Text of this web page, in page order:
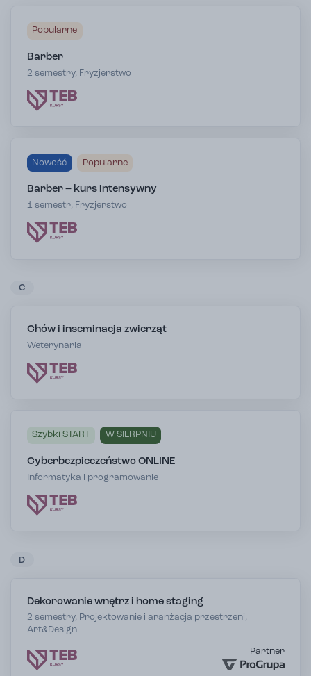
Popularne
Barber
2 semestry, Fryzjerstwo
Nowość Popularne
Barber – kurs intensywny
1 semestr, Fryzjerstwo
C
Chów i inseminacja zwierząt
Weterynaria
Szybki START W SIERPNIU
Cyberbezpieczeństwo ONLINE
Informatyka i programowanie
D
Dekorowanie wnętrz i home staging
2 semestry, Projektowanie i aranżacja przestrzeni,
Art&Design
Partner